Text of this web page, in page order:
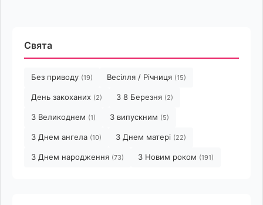
Свята
Без приводу (19) Весілля / Річниця (15)
День закоханих (2) З 8 Березня (2)
З Великоднем (1) З випускним (5)
З Днем ангела (10) З Днем матері (22)
З Днем народження (73) З Новим роком (191)